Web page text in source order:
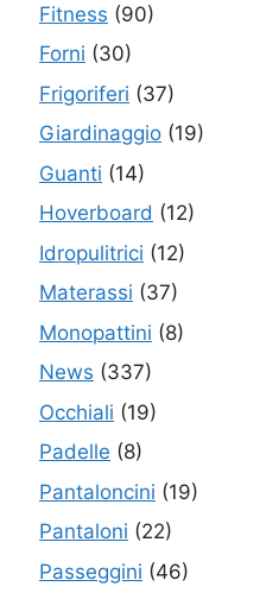
Fitness (90)
Forni (30)
Frigoriferi (37)
Giardinaggio (19)
Guanti (14)
Hoverboard (12)
Idropulitrici (12)
Materassi (37)
Monopattini (8)
News (337)
Occhiali (19)
Padelle (8)
Pantaloncini (19)
Pantaloni (22)
Passeggini (46)